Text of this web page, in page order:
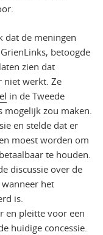
dat de meningen
betoogde
zien dat
niet werkt. Ze
in de Tweede
zou maken.
en stelde dat er
moest worden om
te houden.
discussie over de
het
is.
en pleitte voor een
huidige concessie.